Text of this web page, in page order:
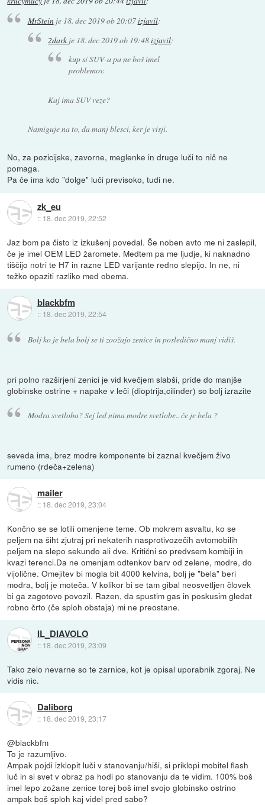
MrSteinje 18. dec 2019 ob 20:07izjavil:
2dark je 18. dec 2019 ob 19:48izjavil:
kup si SUV-a pa ne boš imel
problemov.
Kaj ima SUV veze?
Namiguje na to, da manj blesci, ker je visji.
No, za pozicijske, zavorne, meglenke in druge luči to nič ne
pomaga.
Pa če ima kdo "dolge" luči previsoko, tudi ne.
zk_eu
:: 18. dec 2019, 22:52
Jaz bom pa čisto iz izkušenj povedal. Še noben avto me ni zaslepil,
če je imel OEM LED žaromete. Medtem pa me ljudje, ki naknadno
tiščijo notri te H7 in razne LED varijante redno slepijo. In ne, ni
težko opaziti razliko med obema.
blackbfm
:: 18. dec 2019, 22:54
Bolj ko je bela bolj se ti zoožajo zenice in posledično manj vidiš.
pri polno razširjeni zenici je vid kvečjem slabši, pride do manjše
globinske ostrine + napake v leči (dioptrija,cilinder) so bolj izrazite
Modra svetloba? Sej led nima modre svetlobe.. če je bela ?
seveda ima, brez modre komponente bi zaznal kvečjem živo
rumeno (rdeča+zelena)
mailer
:: 18. dec 2019, 23:04
Končno se se lotili omenjene teme. Ob mokrem asvaltu, ko se
peljem na šiht zjutraj pri nekaterih nasprotivozečih avtomobilih
peljem na slepo sekundo ali dve. Kritični so predvsem kombiji in
kvazi terenci.Da ne omenjam odtenkov barv od zelene, modre, do
vijolične. Omejitev bi mogla bit 4000 kelvina, bolj je "bela" beri
modra, bolj je moteča. V kolikor bi se tam gibal neosvetljen človek
bi ga zagotovo povozil. Razen, da spustim gas in poskusim gledat
robno črto (če sploh obstaja) mi ne preostane.
IL_DIAVOLO
:: 18. dec 2019, 23:09
Tako zelo nevarne so te zarnice, kot je opisal uporabnik zgoraj. Ne
vidis nic.
Daliborg
:: 18. dec 2019, 23:17
@blackbfm
To je razumljivo.
Ampak pojdi izklopit luči v stanovanju/hiši, si priklopi mobitel flash
luč in si svet v obraz pa hodi po stanovanju da te vidim. 100% boš
imel lepo zožane zenice torej boš imel svojo globinsko ostrino
ampak boš sploh kaj videl pred sabo?